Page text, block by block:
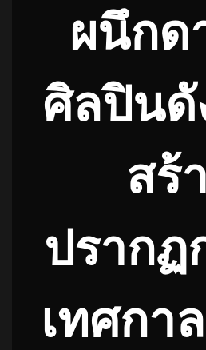
ผนึกด
ศิลปินดั
สร้
ปราก
เทศกา